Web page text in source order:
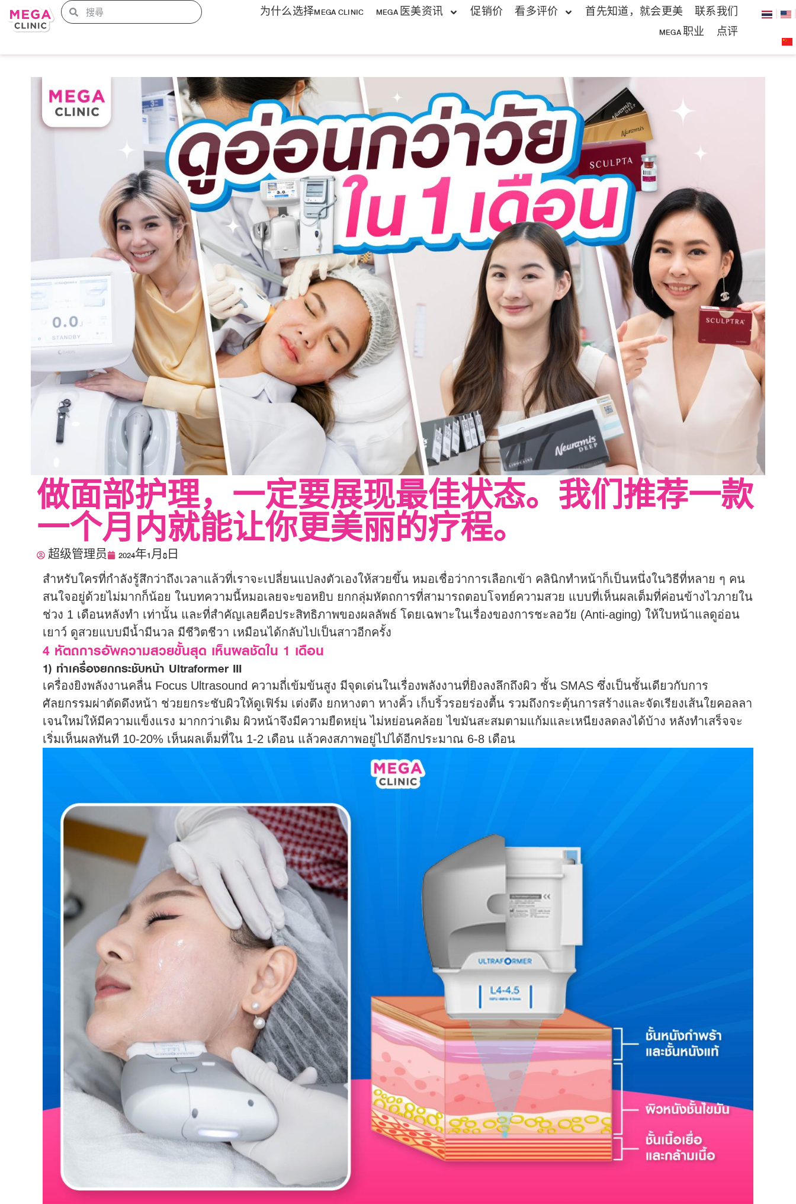
为什么选择MEGA CLINIC MEGA 医美资讯 促销价 看多评价 首先知道，就会更美
联系我们
MEGA 职业
点评
做面部护理，一定要展现最佳状态。我们推荐一款
一个月内就能让你更美丽的疗程。
超级管理员
สำหรับใครที่กำลังรู้สึกว่าถึงเวลาแล้วที่เราจะเปลี่ยนแปลงตัวเองให้สวยขึ้น หมอเชื่อว่าการเลือกเข้า คลินิกทำหน้าก็เป็นหนึ่งในวิธีที่หลาย ๆ คน
สนใจอยู่ด้วยไม่มากก็น้อย ในบทความนี้หมอเลยจะขอหยิบ ยกกลุ่มหัตถการที่สามารถตอบโจทย์ความสวย แบบที่เห็นผลเต็มที่ค่อนข้างไวภายใน
ช่วง 1 เดือนหลังทำ เท่านั้น และที่สำคัญเลยคือประสิทธิภาพของผลลัพธ์ โดยเฉพาะในเรื่องของการชะลอวัย (Anti-aging) ให้ใบหน้าแลดูอ่อน
เยาว์ ดูสวยแบบมีน้ำมีนวล มีชีวิตชีวา เหมือนได้กลับไปเป็นสาวอีกครั้ง
4 หัตถการอัพความสวยขั้นสุด เห็นผลชัดใน 1 เดือน
1) ทำเครื่องยกกระชับหน้า Ultraformer III
เครื่องยิงพลังงานคลื่น Focus Ultrasound ความถี่เข้มข้นสูง มีจุดเด่นในเรื่องพลังงานที่ยิงลงลึกถึงผิว ชั้น SMAS ซึ่งเป็นชั้นเดียวกับการ
ศัลยกรรมผ่าตัดดึงหน้า ช่วยยกระชับผิวให้ดูเฟิร์ม เต่งตึง ยกหางตา หางคิ้ว เก็บริ้วรอยร่องตื้น รวมถึงกระตุ้นการสร้างและจัดเรียงเส้นใยคอลลา
เจนใหม่ให้มีความแข็งแรง มากกว่าเดิม ผิวหน้าจึงมีความยืดหยุ่น ไม่หย่อนคล้อย ไขมันสะสมตามแก้มและเหนียงลดลงได้บ้าง หลังทำเสร็จจะ
เริ่มเห็นผลทันที 10-20% เห็นผลเต็มที่ใน 1-2 เดือน แล้วคงสภาพอยู่ไปได้อีกประมาณ 6-8 เดือน